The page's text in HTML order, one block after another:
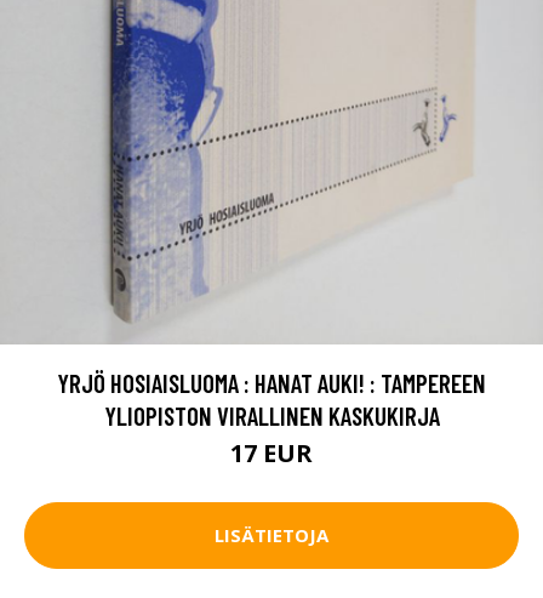
YRJÖ HOSIAISLUOMA : HANAT AUKI! : TAMPEREEN
YLIOPISTON VIRALLINEN KASKUKIRJA
17 EUR
LISÄTIETOJA